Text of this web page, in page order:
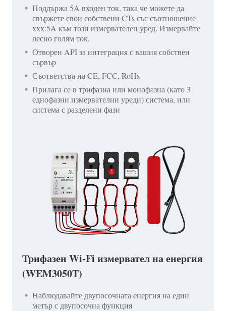
Поддържа 5A входен ток, така че можете да
свържете свои собствени CTs със съотношение
xxx:5A към този измервателен уред. Измервайте
лесно голям ток.
Отворен API за интеграция с вашия собствен
сървър
Съответства на CE, FCC, RoHs
Прилага се в трифазна или монофазна (като 3
еднофазни измервателни уреди) система, или
система с разделени фази
Трифазен Wi-Fi измервател на енергия
(WEM3050T)
Наблюдавайте двупосочната енергия на един
метър с двупосочна функция